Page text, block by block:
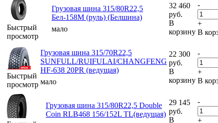
Быстрый
просмотр
Грузовая шина 315/80R22,5
Бел-158М (руль) (Белшина)
мало
32 460
руб.
В
корзину
-
+
В
Быстрый
просмотр
Грузовая шина 315/70R22,5
SUNFULL/RUIFULAI/CHANGFENG
HF-638 20PR (ведущая)
мало
22 300
руб.
В
корзину
-
+
В
Грузовая шина 315/80R22,5 Double
Coin RLB468 156/152L TL(ведущая)
29 145
руб.
В
-
+